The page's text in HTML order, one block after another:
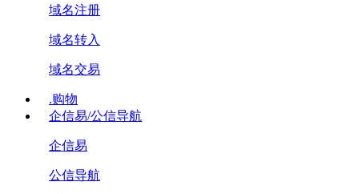
域名注册
域名转入
域名交易
.购物
企信易/公信导航
企信易
公信导航